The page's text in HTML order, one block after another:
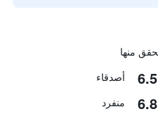
6.5 أصدقاء
6.8 منفرد